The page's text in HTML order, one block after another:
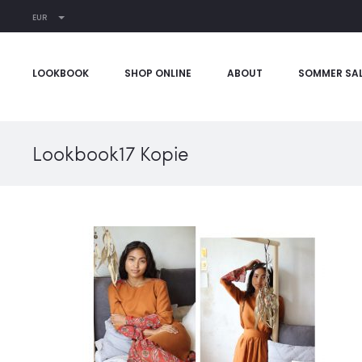
EUR
LOOKBOOK SHOP ONLINE ABOUT SOMMER
Lookbook17 Kopie